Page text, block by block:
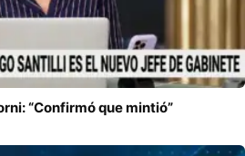
“Confirmó que mintió”